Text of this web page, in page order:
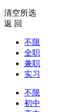
清空所选
返 回
不限
全职
兼职
实习
不限
初中